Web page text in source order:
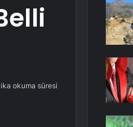
okuma süresi